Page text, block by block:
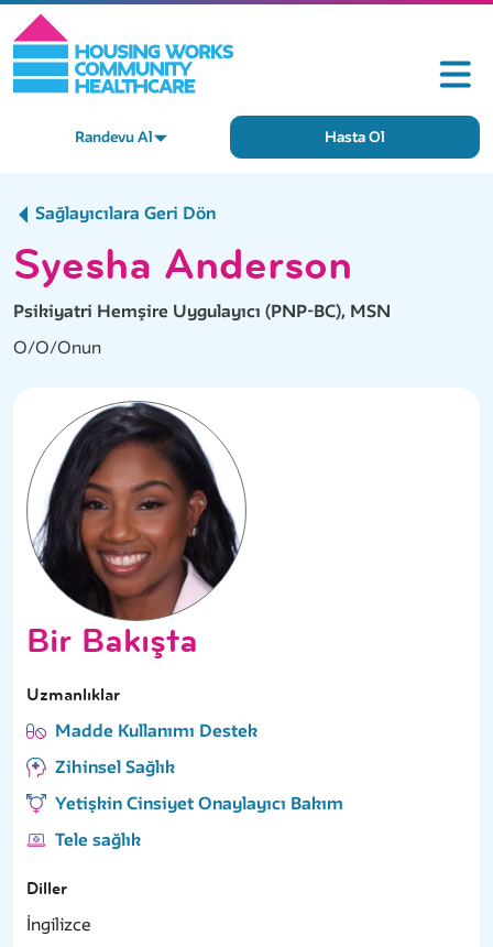
Randevu Al Hasta Ol
Sağlayıcılara Geri Dön
Syesha Anderson
Psikiyatri Hemşire Uygulayıcı (PNP-BC), MSN
O/O/Onun
Bir Bakışta
Uzmanlıklar
Madde Kullanımı Destek
Zihinsel Sağlık
Yetişkin Cinsiyet Onaylayıcı Bakım
Tele sağlık
Diller
İngilizce